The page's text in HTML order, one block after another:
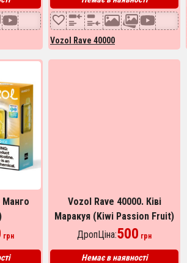
Vozol Rave 40000
Манго
грн
Vozol Rave 40000. Ківі
Маракуя (Kiwi Passion Fruit)
ДропЦіна:500 грн
Немає в наявності